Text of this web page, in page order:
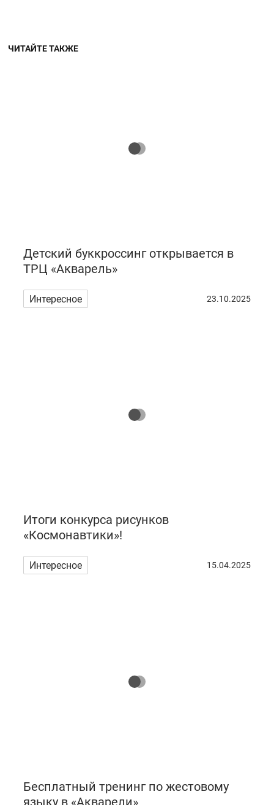
ЧИТАЙТЕ ТАКЖЕ
Детский буккроссинг открывается в
ТРЦ «Акварель»
Интересное 23.10.2025
Итоги конкурса рисунков
«Космонавтики»!
Интересное 15.04.2025
Бесплатный тренинг по жестовому
языку в «Акварели»